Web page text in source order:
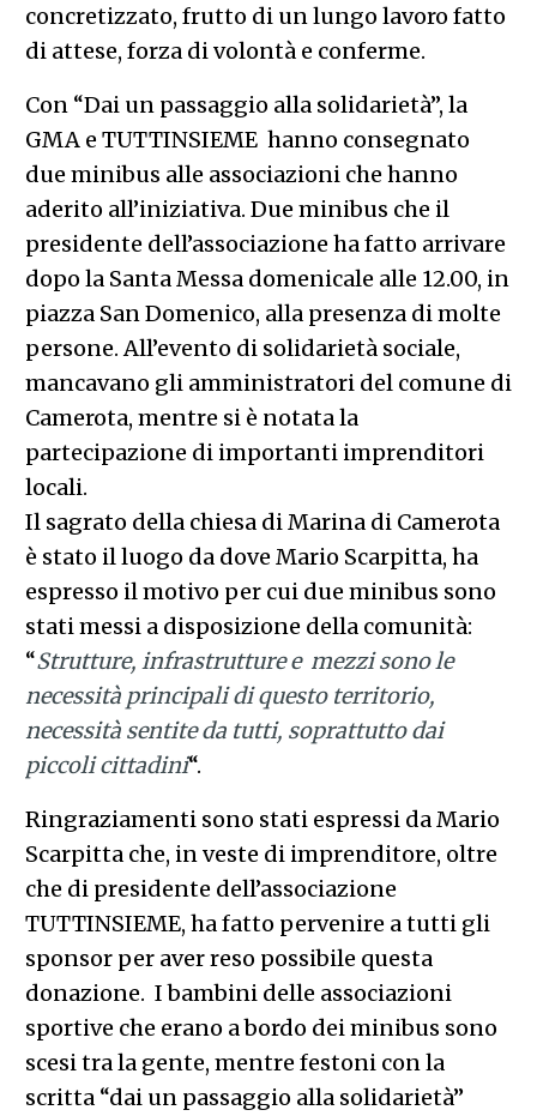
concretizzato, frutto di un lungo lavoro fatto
di attese, forza di volontà e conferme.
Con “Dai un passaggio alla solidarietà”, la
GMA e TUTTINSIEME hanno consegnato
due minibus alle associazioni che hanno
aderito all’iniziativa. Due minibus che il
presidente dell’associazione ha fatto arrivare
dopo la Santa Messa domenicale alle 12.00, in
piazza San Domenico, alla presenza di molte
persone. All’evento di solidarietà sociale,
mancavano gli amministratori del comune di
Camerota, mentre si è notata la
partecipazione di importanti imprenditori
locali.
Il sagrato della chiesa di Marina di Camerota
è stato il luogo da dove Mario Scarpitta, ha
espresso il motivo per cui due minibus sono
stati messi a disposizione della comunità:
“Strutture, infrastrutture e mezzi sono le
necessità principali di questo territorio,
necessità sentite da tutti, soprattutto dai
piccoli cittadini“.
Ringraziamenti sono stati espressi da Mario
Scarpitta che, in veste di imprenditore, oltre
che di presidente dell’associazione
TUTTINSIEME, ha fatto pervenire a tutti gli
sponsor per aver reso possibile questa
donazione. I bambini delle associazioni
sportive che erano a bordo dei minibus sono
scesi tra la gente, mentre festoni con la
scritta “dai un passaggio alla solidarietà”